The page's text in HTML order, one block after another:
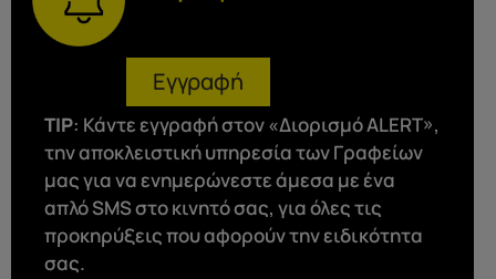
Εγγραφή
ΤΙP: Κάντε εγγραφή στον «Διορισμό ALERT»,
την αποκλειστική υπηρεσία των Γραφείων
μας για να ενημερώνεστε άμεσα με ένα
απλό SMS στο κινητό σας, για όλες τις
προκηρύξεις που αφορούν την ειδικότητα
σας.